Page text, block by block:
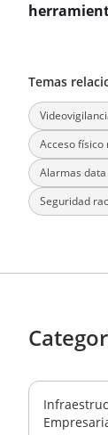
Temas
Acceso
Alarmas
Seguridad